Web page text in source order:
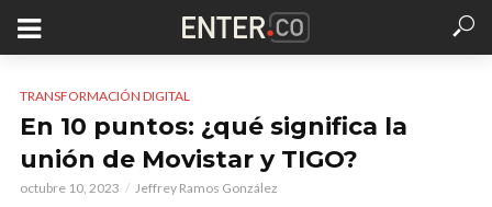
TRANSFORMACIÓN DIGITAL
En 10 puntos: ¿qué significa la
unión de Movistar y TIGO?
octubre 10, 2023 Jeffrey Ramos González